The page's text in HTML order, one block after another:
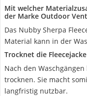
Mit welcher
der Marke Outdoor
Das Nubby Sherpa
Material kann in der
Trocknet die
Nach den
trocknen. Sie macht
langfristig nutzbar.